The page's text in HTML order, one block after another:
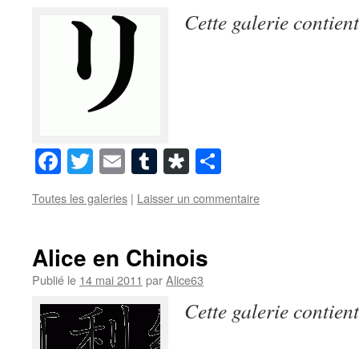
Cette galerie
Facebook
Twitter
EmailTumblrDiaspora
Toutes les galeries | Laisser un commentaire
Alice en Chinois
Publié le 14 mai 2011 parAlice63
Cette galerie